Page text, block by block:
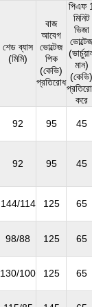
শেড ব্যাস
(মিমি)
বাজ
আবেগ
ভোল্টেজ
পিক
(কেভি)
প্রতিরোধ
পিএফ
মিনিট
ভিজা
ভোল্টেজ
মান)
(কেভি)
করে
92 95 45
92 95 45
144/114 125 65
98/88 125 65
130/100 125 65